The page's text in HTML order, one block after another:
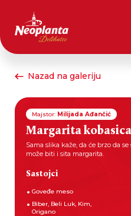
Nazad na galeriju
Majstor: Milijada Ađančić
Margarita kobasica
Sama slika kaže, da će brzo da
može biti i sita margarita.
Sastojci
Goveđe meso
Biber, Beli Luk, Kim,
Origano